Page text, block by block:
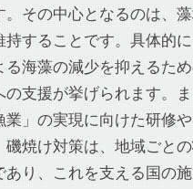
。その中心となるのは、
持することです。具体的
る海藻の減少を抑えるた
の支援が挙げられます。
業」の実現に向けた研修
磯焼け対策は、地域ごと
あり、これを支える国の